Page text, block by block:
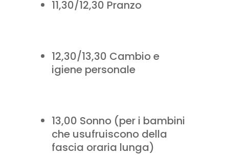
11,30/12,30 Pranzo
12,30/13,30 Cambio e
igiene personale
13,00 Sonno (per i bambini
che usufruiscono della
fascia oraria lunga)